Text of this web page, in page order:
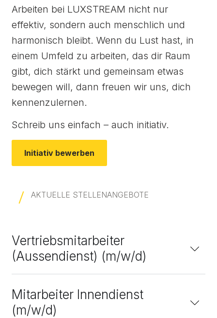
Arbeiten bei LUXSTREAM nicht nur
effektiv, sondern auch menschlich und
harmonisch bleibt. Wenn du Lust hast, in
einem Umfeld zu arbeiten, das dir Raum
gibt, dich stärkt und gemeinsam etwas
bewegen will, dann freuen wir uns, dich
kennenzulernen.
Schreib uns einfach – auch initiativ.
Initiativ bewerben
AKTUELLE STELLENANGEBOTE
Vertriebsmitarbeiter
(Aussendienst) (m/w/d)
Mitarbeiter Innendienst
(m/w/d)